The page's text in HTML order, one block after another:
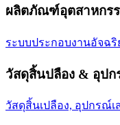
ผลิตภัณฑ์อุตสาหกร
ระบบประกอบงานอัจฉริ
วัสดุสิ้นปลือง & อุปก
วัสดุสิ้นเปลือง, อุปกรณ์เส